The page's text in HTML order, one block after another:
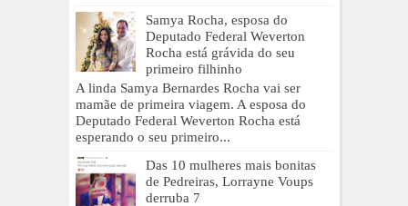
Samya Rocha, esposa do
Deputado Federal Weverton
Rocha está grávida do seu
primeiro filhinho
A linda Samya Bernardes Rocha vai ser
mamãe de primeira viagem. A esposa do
Deputado Federal Weverton Rocha está
esperando o seu primeiro...
Das 10 mulheres mais bonitas
de Pedreiras, Lorrayne Voups
derruba 7